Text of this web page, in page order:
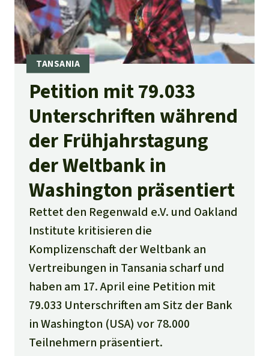
Petition mit 79.033
Unterschriften während
der Frühjahrstagung
der Weltbank in
Washington präsentiert
Rettet den Regenwald e.V. und Oakland
Institute kritisieren die
Komplizenschaft der Weltbank an
Vertreibungen in Tansania scharf und
haben am 17. April eine Petition mit
79.033 Unterschriften am Sitz der Bank
in Washington (USA) vor 78.000
Teilnehmern präsentiert.